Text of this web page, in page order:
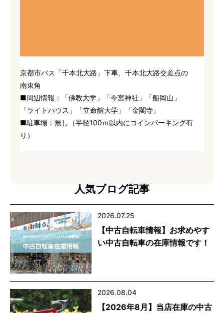
京都市バス「千本北大路」下車、千本北大路交差点の
南東角
■周辺情報：「佛教大学」「今宮神社」「船岡山」
「ライトハウス」「立命館大学」「金閣寺」
■駐車場：無し（半径100ｍ以内にコインパーキング有
り）
人気ブログ記事
2026.07.25
【中古自転車情報】お求めやす
い中古自転車の在庫情報です！
2026.08.04
【2026年8月】当店在庫の中古